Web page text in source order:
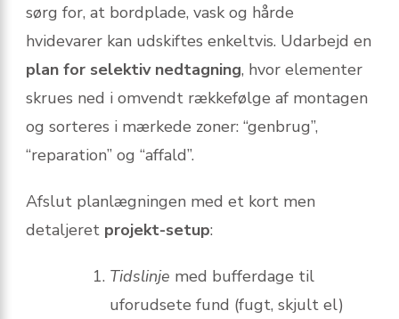
sørg for, at bordplade, vask og hårde
hvidevarer kan udskiftes enkeltvis. Udarbejd en
plan for selektiv nedtagning, hvor elementer
skrues ned i omvendt rækkefølge af montagen
og sorteres i mærkede zoner: “genbrug”,
“reparation” og “affald”.
Afslut planlægningen med et kort men
detaljeret projekt-setup:
Tidslinje med bufferdage til
uforudsete fund (fugt, skjult el)